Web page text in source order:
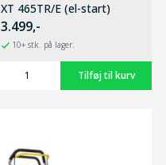
XT 465TR/E (el-start)
3.499,-
10+ stk. på lager.